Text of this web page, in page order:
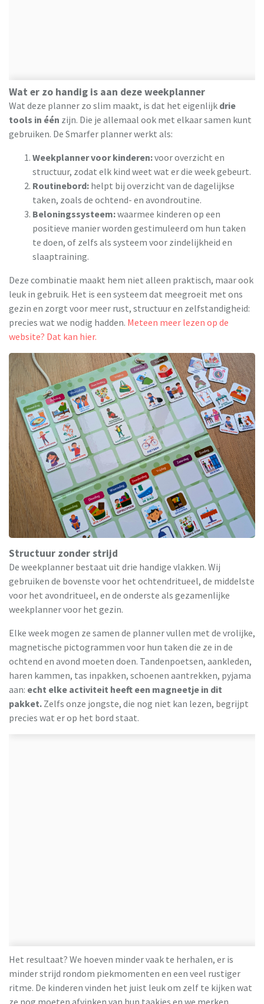
Wat er zo handig is aan deze weekplanner
Wat deze planner zo slim maakt, is dat het eigenlijk drie
tools in één zijn. Die je allemaal ook met elkaar samen kunt
gebruiken. De Smarfer planner werkt als:
Weekplanner voor kinderen:voor overzicht en
structuur, zodat elk kind weet wat er die week gebeurt.
Routinebord: helpt bij overzicht van de dagelijkse
taken, zoals de ochtend- en avondroutine.
Beloningssysteem:waarmee kinderen op een
positieve manier worden gestimuleerd om hun taken
te doen, of zelfs als systeem voor zindelijkheid en
slaaptraining.
Deze combinatie maakt hem niet alleen praktisch, maar ook
leuk in gebruik. Het is een systeem dat meegroeit met ons
gezin en zorgt voor meer rust, structuur en zelfstandigheid:
precies wat we nodig hadden. Meteen meer lezen op de
website? Dat kan hier.
Structuur zonder strijd
De weekplanner bestaat uit drie handige vlakken. Wij
gebruiken de bovenste voor het ochtendritueel, de middelste
voor het avondritueel, en de onderste als gezamenlijke
weekplanner voor het gezin.
Elke week mogen ze samen de planner vullen met de vrolijke,
magnetische pictogrammen voor hun taken die ze in de
ochtend en avond moeten doen. Tandenpoetsen, aankleden,
haren kammen, tas inpakken, schoenen aantrekken, pyjama
aan: echt elke activiteit heeft een magneetje in dit
pakket. Zelfs onze jongste, die nog niet kan lezen, begrijpt
precies wat er op het bord staat.
Het resultaat? We hoeven minder vaak te herhalen, er is
minder strijd rondom piekmomenten en een veel rustiger
ritme. De kinderen vinden het juist leuk om zelf te kijken wat